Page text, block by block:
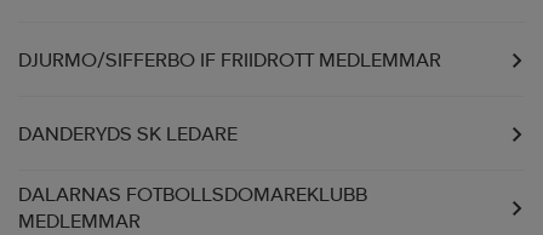
DJURMO/SIFFERBO IF FRIIDROTT MEDLEMMAR
DANDERYDS SK LEDARE
DALARNAS FOTBOLLSDOMAREKLUBB
MEDLEMMAR